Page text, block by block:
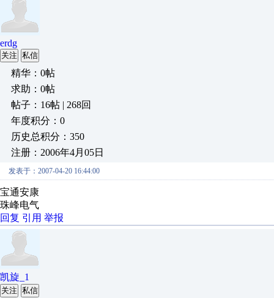
erdg
关注 私信
精华：0帖
求助：0帖
帖子：16帖 | 268回
年度积分：0
历史总积分：350
注册：2006年4月05日
发表于：2007-04-20 16:44:00
宝通安康
珠峰电气
回复 引用 举报
凯旋_1
关注 私信